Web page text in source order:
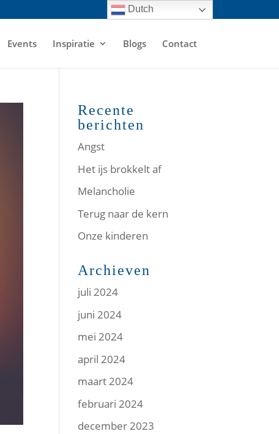
Events Inspiratie Blogs Contact
Recente
berichten
Angst
Het ijs brokkelt af
Melancholie
Terug naar de kern
Onze kinderen
Archieven
juli 2024
juni 2024
mei 2024
april 2024
maart 2024
februari 2024
december 2023
Dutch